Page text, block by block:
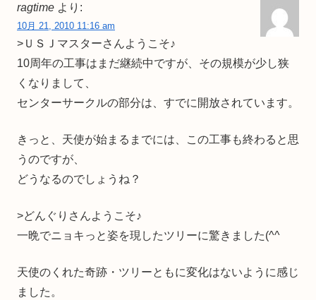
ragtime より:
10月 21, 2010 11:16 am
>ＵＳＪマスターさんようこそ♪
10周年の工事はまだ継続中ですが、その規模が少し狭
くなりまして、
センターサークルの部分は、すでに開放されています。
きっと、天使が始まるまでには、この工事も終わると思
うのですが、
どうなるのでしょうね？
>どんぐりさんようこそ♪
一晩でニョキっと姿を現したツリーに驚きました(^^ゞ
天使のくれた奇跡・ツリーともに変化はないように感じ
ました。